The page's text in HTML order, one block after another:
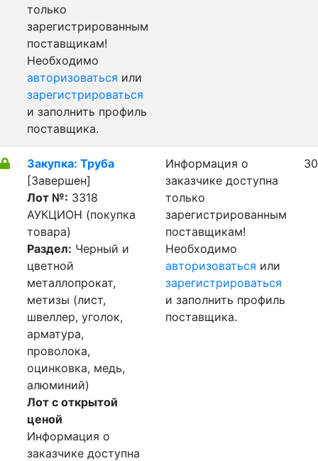
только
зарегистрированным
поставщикам!
Необходимо
авторизоваться или
зарегистрироваться
и заполнить профиль
поставщика.
Закупка: Труба
[Завершен]
Лот №: 3318
АУКЦИОН (покупка
товара)
Раздел: Черный и
цветной
металлопрокат,
метизы (лист,
швеллер, уголок,
арматура,
проволока,
оцинковка, медь,
алюминий)
Лот с открытой
ценой
Информация о
заказчике доступна
Информация о
заказчике доступна
только
зарегистрированным
поставщикам!
Необходимо
авторизоваться или
зарегистрироваться
и заполнить профиль
поставщика.